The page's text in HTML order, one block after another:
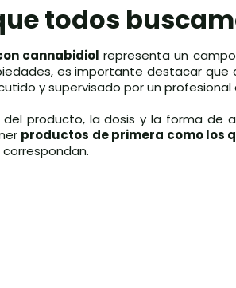
todos
cannabidiol representa un
es importante destacar
y supervisado por un profesional
producto, la dosis y la forma de
productos de primera como los